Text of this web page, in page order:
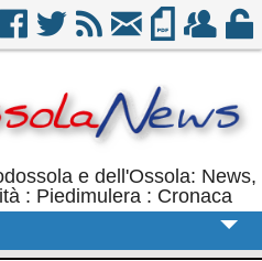
e dell'Ossola: News,
: Piedimulera : Cronaca